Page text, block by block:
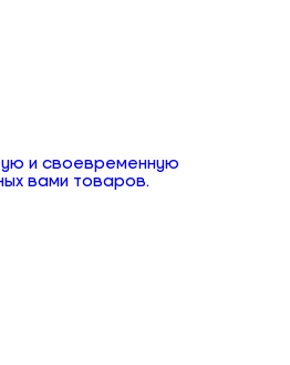
и своевременную
вами товаров.